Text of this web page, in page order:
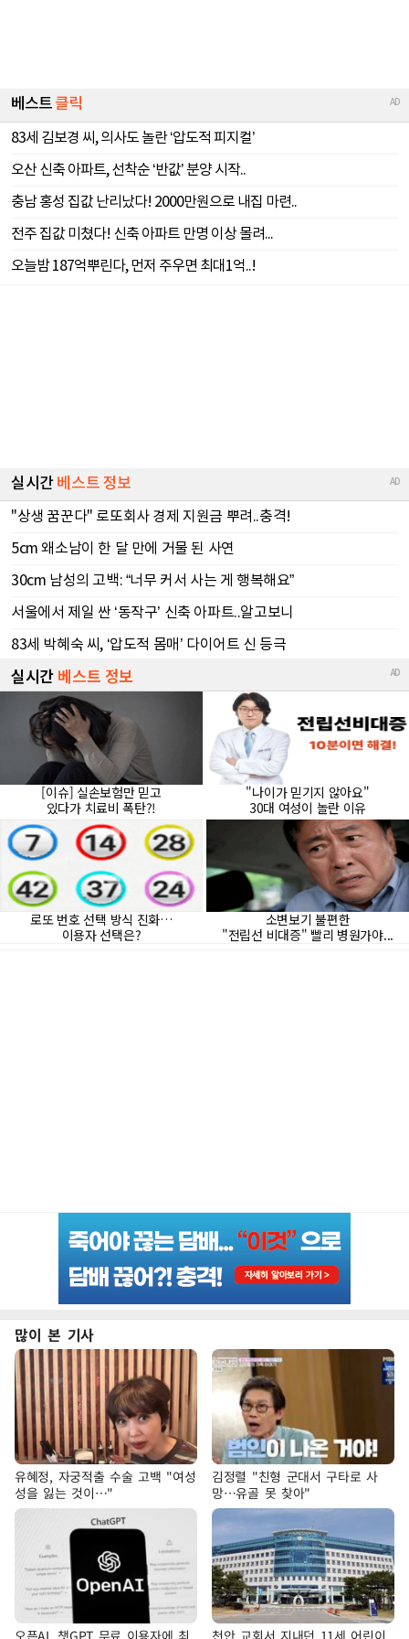
많이 본 기사
유혜정, 자궁적출 수술 고백 "여성
성을 잃는 것이…"
김정렬 "친형 군대서 구타로 사
망…유골 못 찾아"
오픈AI, 챗GPT 무료 이용자에 최 천안 교회서 지내던 11세 어린이